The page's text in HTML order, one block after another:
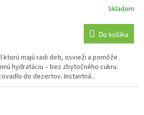
Skladom
Do košíka
ktorú majú radi deti, osvieži a pomôže
hydratáciu – bez zbytočného cukru.
do dezertov. Instantná...